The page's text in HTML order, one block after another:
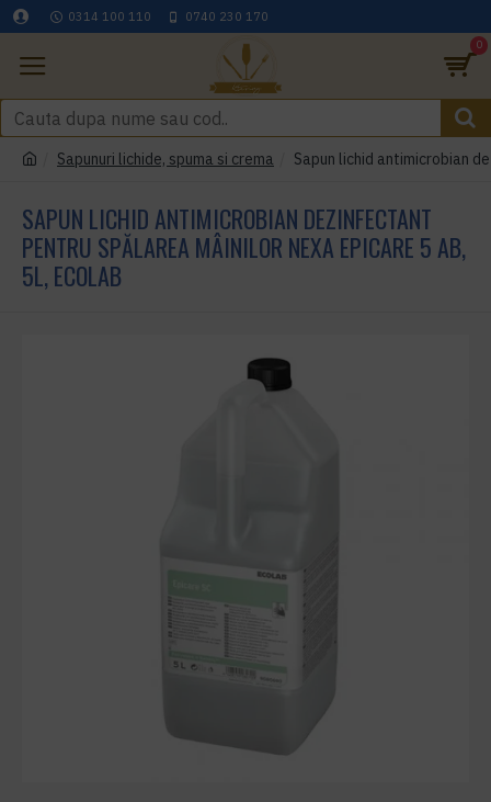
0314 100 110 0740 230 170
0
Sapunuri lichide, spuma si crema Sapun lichid antimicrobian
SAPUN LICHID ANTIMICROBIAN DEZINFECTANT
PENTRU SPĂLAREA MÂINILOR NEXA EPICARE 5 AB,
5L, ECOLAB